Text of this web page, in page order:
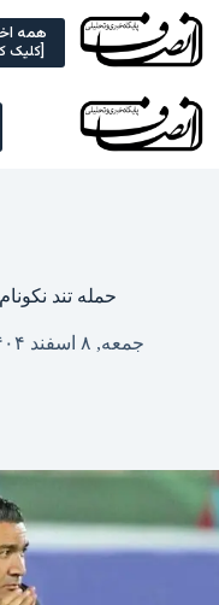
Skip
content
همه
[کلیک
حمله تند
جمعه, ۸ اسفند ۱۴۰۴ – ۱۵:۰۸